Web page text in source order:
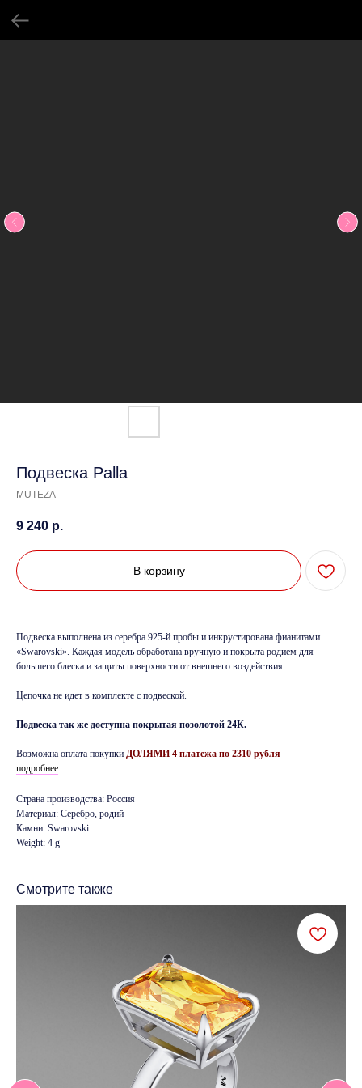
Подвеска Palla
MUTEZA
9 240 р.
В корзину
Подвеска выполнена из серебра 925-й пробы и инкрустирована фианитами
«Swarovski». Каждая модель обработана вручную и покрыта родием для
большего блеска и защиты поверхности от внешнего воздействия.
Цепочка не идет в комплекте с подвеской.
Подвеска так же доступна покрытая позолотой 24К.
Возможна оплата покупки ДОЛЯМИ 4 платежа по 2310 рубля
подробнее
Страна производства: Россия
Материал: Серебро, родий
Камни: Swarovski
Weight: 4 g
Смотрите также